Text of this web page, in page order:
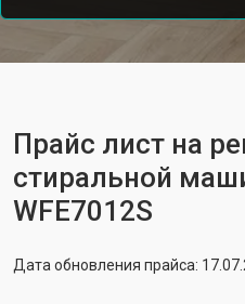
Прайс лист на
стиральной
WFE7012S
Дата обновления прайса: